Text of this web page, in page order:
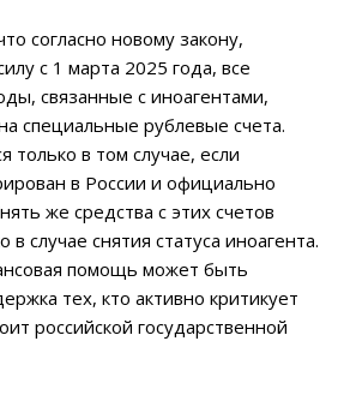
согласно новому закону,
с 1 марта 2025 года, все
связанные с иноагентами,
специальные рублевые счета.
только в том случае, если
в России и официально
же средства с этих счетов
случае снятия статуса иноагента.
помощь может быть
тех, кто активно критикует
российской государственной